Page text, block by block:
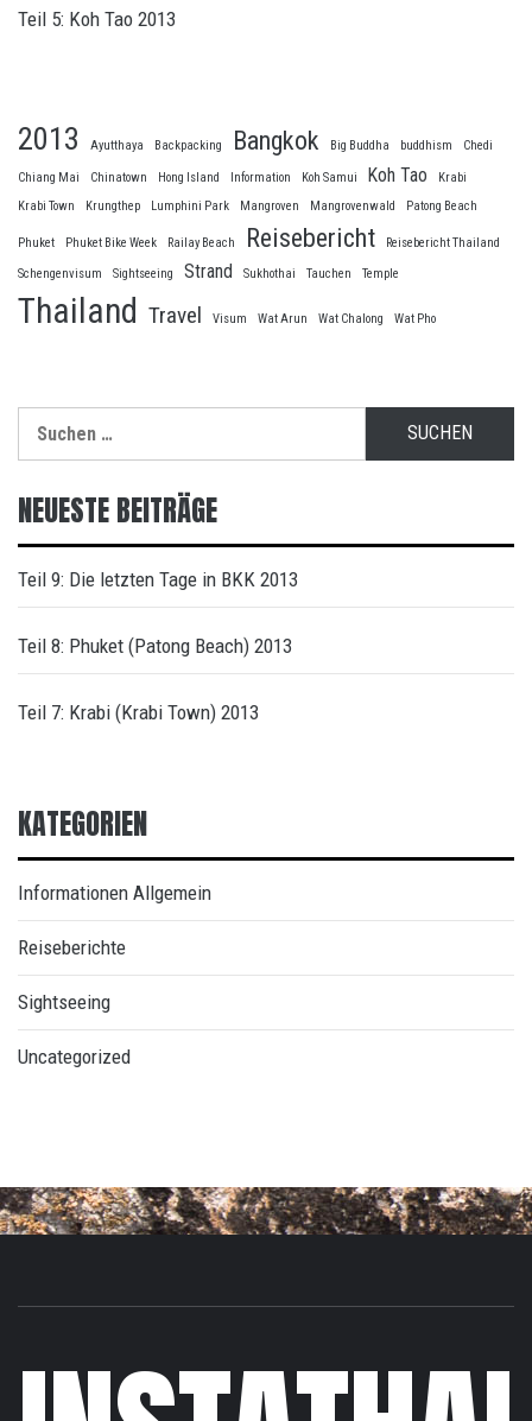
Teil 5: Koh Tao 2013
2013 Ayutthaya Backpacking Bangkok Big Buddha buddhism Chedi
Chiang Mai Chinatown Hong Island Information Koh Samui Koh Tao
Krabi
Krabi Town
Krungthep Lumphini Park Mangroven Mangrovenwald Patong Beach
Phuket Phuket Bike Week Railay Beach Reisebericht
Reisebericht Thailand
Schengenvisum
Sightseeing Strand Sukhothai Tauchen Temple
Thailand Travel Visum Wat Arun Wat Chalong Wat Pho
nach:
NEUESTE BEITRÄGE
Teil 9: Die letzten Tage in BKK 2013
Teil 8: Phuket (Patong Beach) 2013
Teil 7: Krabi (Krabi Town) 2013
KATEGORIEN
Informationen Allgemein
Reiseberichte
Sightseeing
Uncategorized